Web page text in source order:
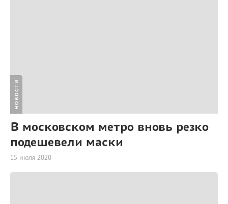
НОВОСТИ
В московском метро вновь резко
подешевели маски
15 июля 2020